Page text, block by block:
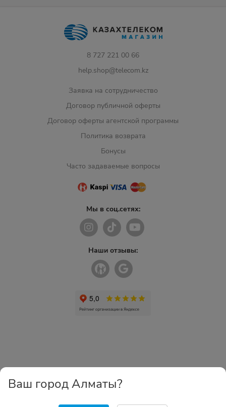
8 727 221 00 66
help.shop@telecom.kz
Заявка на сотрудничество
Договор публичной оферты
Договор оферты агентской программы
Политика возврата
Бонусы
Часто задаваемые вопросы
Мы в соц.сетях:
Наши отзывы:
Ваш город Алматы?